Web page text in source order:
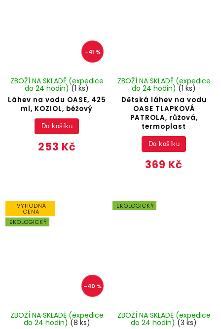
–41 %
Láhev na vodu OASE, 425
ml, KOZIOL, béžový
ZBOŽÍ NA SKLADĚ (expedice
do 24 hodin) (1 ks)
253 Kč
Do košíku
Dětská láhev na vodu
OASE TLAPKOVÁ
PATROLA, růžová,
termoplast
ZBOŽÍ NA SKLADĚ (expedice
do 24 hodin) (1 ks)
369 Kč
Do košíku
VÝHODNÁ
CENA
EKOLOGICKÝ
–40 %
ZBOŽÍ NA SKLADĚ (expedice
do 24 hodin) (8 ks)
EKOLOGICKÝ
ZBOŽÍ NA SKLADĚ (expedice
do 24 hodin) (3 ks)